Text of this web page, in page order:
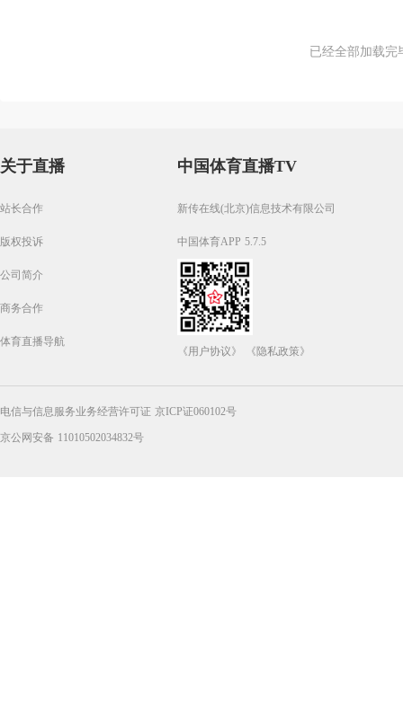
已经全部加载完
关于直播
站长合作
版权投诉
公司简介
商务合作
体育直播导航
中国体育直播TV
新传在线(北京)信息技术有限公司
中国体育APP 5.7.5
《用户协议》 《隐私政策》
电信与信息服务业务经营许可证 京ICP证060102号
京公网安备 11010502034832号